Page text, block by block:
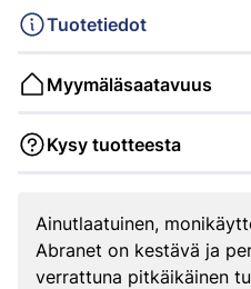
Tuotetiedot
Myymäläsaatavuus
Kysy tuotteesta
Ainutlaatuinen,
Abranet on kestävä ja
verrattuna pitkäikäinen